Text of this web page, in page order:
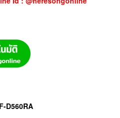
D560RA